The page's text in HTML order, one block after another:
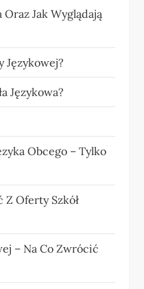
Oraz Jak Wyglądają
Językowej?
Językowa?
Obcego – Tylko
Z Oferty Szkół
– Na Co Zwrócić